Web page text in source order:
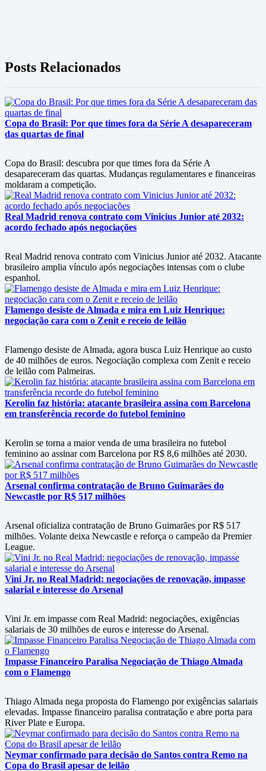
Posts Relacionados
Copa do Brasil: Por que times fora da Série A desapareceram
das quartas de final
Copa do Brasil: descubra por que times fora da Série A
desapareceram das quartas. Mudanças regulamentares e financeiras
moldaram a competição.
Real Madrid renova contrato com Vinicius Junior até 2032:
acordo fechado após negociações
Real Madrid renova contrato com Vinicius Junior até 2032. Atacante
brasileiro amplia vínculo após negociações intensas com o clube
espanhol.
Flamengo desiste de Almada e mira em Luiz Henrique:
negociação cara com o Zenit e receio de leilão
Flamengo desiste de Almada, agora busca Luiz Henrique ao custo
de 40 milhões de euros. Negociação complexa com Zenit e receio
de leilão com Palmeiras.
Kerolin faz história: atacante brasileira assina com Barcelona
em transferência recorde do futebol feminino
Kerolin se torna a maior venda de uma brasileira no futebol
feminino ao assinar com Barcelona por R$ 8,6 milhões até 2030.
Arsenal confirma contratação de Bruno Guimarães do
Newcastle por R$ 517 milhões
Arsenal oficializa contratação de Bruno Guimarães por R$ 517
milhões. Volante deixa Newcastle e reforça o campeão da Premier
League.
Vini Jr. no Real Madrid: negociações de renovação, impasse
salarial e interesse do Arsenal
Vini Jr. em impasse com Real Madrid: negociações, exigências
salariais de 30 milhões de euros e interesse do Arsenal.
Impasse Financeiro Paralisa Negociação de Thiago Almada
com o Flamengo
Thiago Almada nega proposta do Flamengo por exigências salariais
elevadas. Impasse financeiro paralisa contratação e abre porta para
River Plate e Europa.
Neymar confirmado para decisão do Santos contra Remo na
Copa do Brasil apesar de leilão